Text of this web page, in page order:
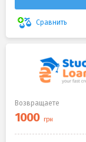
Сравнить
Возвращаете